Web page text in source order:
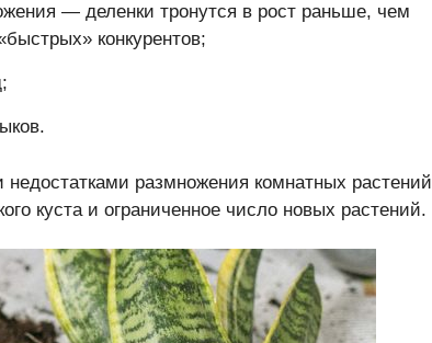
— деленки тронутся в рост раньше, чем
конкурентов;
размножения комнатных растений
куста и ограниченное число новых растений.